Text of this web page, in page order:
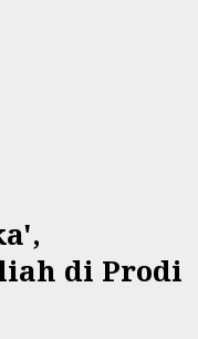
di Prodi